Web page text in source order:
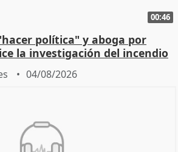
00:46
política" y aboga por
la investigación del incendio
04/08/2026